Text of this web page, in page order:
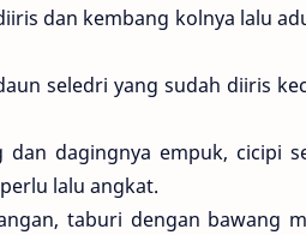
dan kembang kolnya lalu
seledri yang sudah diiris
dan dagingnya empuk, cicipi
lalu angkat.
taburi dengan bawang